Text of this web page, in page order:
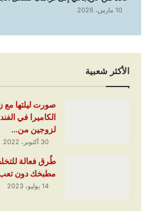
10 مارس، 2026
الأكثر شعبية
صورت ليلتها
الكاميرا في
لزوجين من…
30 أكتوبر، 2022
طُرق فعالة
مطبخك دون
14 يوليو، 2023